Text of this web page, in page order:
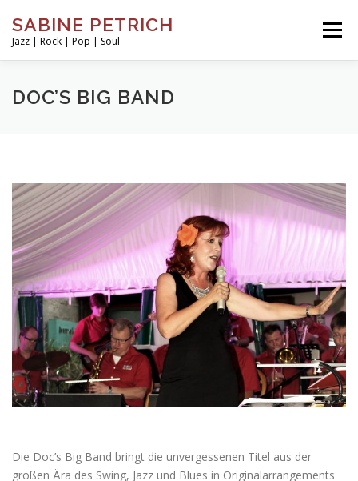
Inhalt
springen
SABINE PETRICH
Jazz | Rock | Pop | Soul
Menü
PROJEKTE TERMINE
DOC’S BIG BAND
Die Doc’s Big Band bringt die unvergessenen Titel aus der
großen Ära des Swing, Jazz und Blues in Originalarrangements